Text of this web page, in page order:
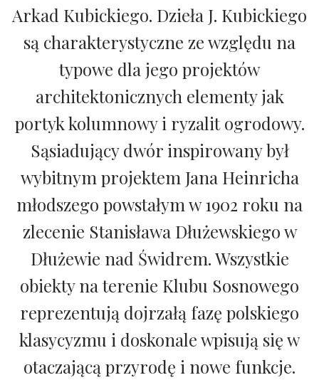
Arkad Kubickiego. Dzieła J. Kubickiego
są charakterystyczne ze względu na
typowe dla jego projektów
architektonicznych elementy jak
portyk kolumnowy i ryzalit ogrodowy.
Sąsiadujący dwór inspirowany był
wybitnym projektem Jana Heinricha
młodszego powstałym w 1902 roku na
zlecenie Stanisława Dłużewskiego w
Dłużewie nad Świdrem. Wszystkie
obiekty na terenie Klubu Sosnowego
reprezentują dojrzałą fazę polskiego
klasycyzmu i doskonale wpisują się w
otaczającą przyrodę i nowe funkcje.